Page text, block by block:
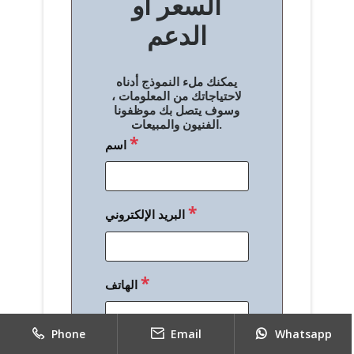
الدعم
يمكنك ملء النموذج أدناه
لاحتياجاتك من المعلومات ،
وسوف يتصل بك موظفونا
الفنيون والمبيعات.
اسم*
البريد الإلكتروني*
الهاتف*
Phone Email Whatsapp